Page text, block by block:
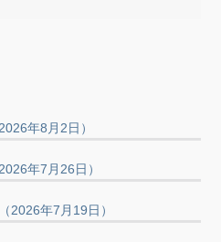
年8月2日）
年7月26日）
2026年7月19日）